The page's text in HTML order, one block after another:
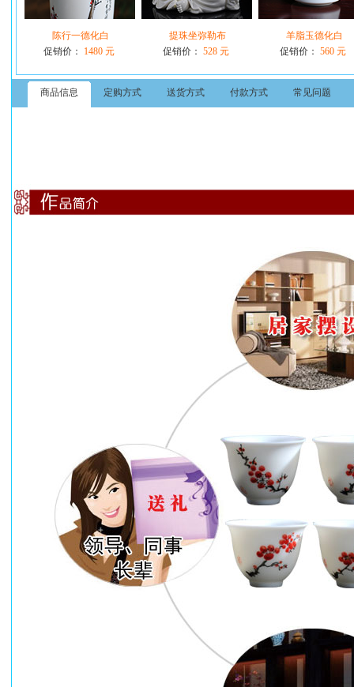
陈行一德化白
促销价：
1480 元
提珠坐弥勒布
促销价： 528 元
羊脂玉德化白
促销价： 560 元
商品信息 定购方式 送货方式 付款方式 常见问题